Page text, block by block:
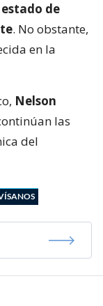
de
. No obstante,
en la
Nelson
las
del